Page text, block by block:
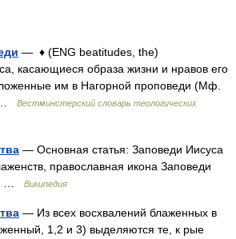
— ♦ (ENG beatitudes, the)
касающиеся образа жизни и нравов его
им в Нагорной проповеди (Мф.
…
Вестминстерский словарь теологических
— Основная статья: Заповеди Иисуса
православная икона Заповеди
…
Википедия
— Из всех восхвалений блаженных в
1,2 и 3) выделяются те, к рые